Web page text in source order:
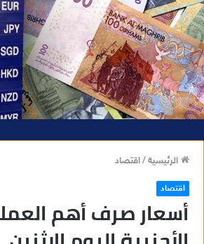
الرئيسية/اقتصاد
اقتصاد
أسعار صرف أهم